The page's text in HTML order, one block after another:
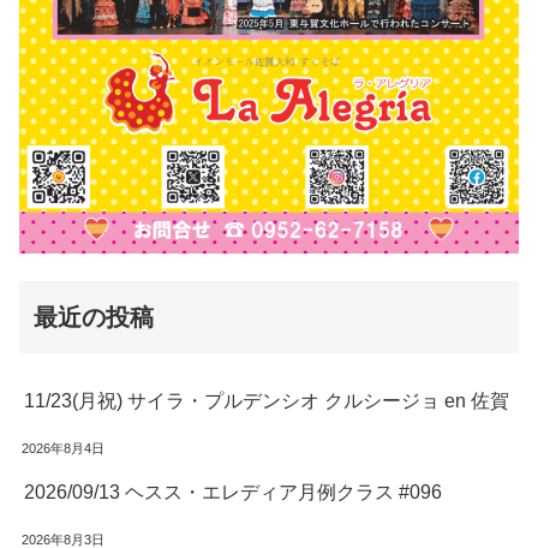
最近の投稿
11/23(月祝) サイラ・プルデンシオ クルシージョ en 佐賀
2026年8月4日
2026/09/13 ヘスス・エレディア月例クラス #096
2026年8月3日